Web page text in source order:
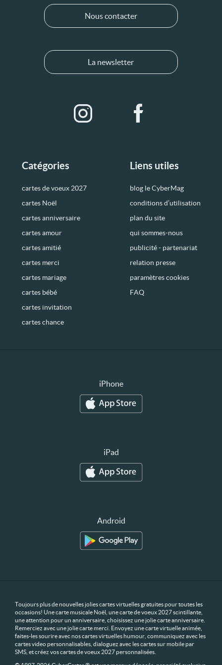
Catégories
cartes de voeux 2027
cartes Noël
cartes anniversaire
cartes amour
cartes amitié
cartes merci
cartes mariage
cartes bébé
cartes invitation
cartes chance
Liens utiles
blog le CyberMag
conditions d’utilisation
plan du site
qui sommes-nous
publicité - partenariat
relation presse
paramètres cookies
FAQ
Nous contacter
La newsletter
iPhone
iPad
Android
Toujours plus de nouvelles jolies cartes virtuelles gratuites pour toutes les
occasions! Une carte musicale Noël, une carte de voeux 2027 scintillante,
une attention pour un anniversaire, choisissez une jolie carte anniversaire.
Remerciez avec une jolie carte merci. Envoyez une carte virtuelle animée,
faites-les sourire avec nos cartes virtuelles humour, communiquez avec les
cartes video personnalisables, dialoguez avec les cartes sur mobile par
SMS, et créez vos cartes de voeux 2027 personnalisées.